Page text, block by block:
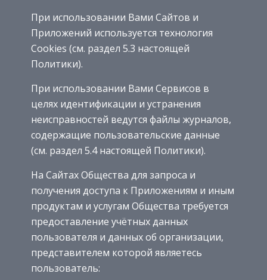
При использовании Вами Сайтов и
Приложений используется технология
Cookies (см. раздел 5.3 настоящей
Политики).
При использовании Вами Сервисов в
целях идентификации и устранения
неисправностей ведутся файлы журналов,
содержащие пользовательские данные
(см. раздел 5.4 настоящей Политики).
На Сайтах Общества для запроса и
получения доступа к Приложениям и иным
продуктам и услугам Общества требуется
предоставление учётных данных
пользователя и данных об организации,
представителем которой являетесь
пользователь: